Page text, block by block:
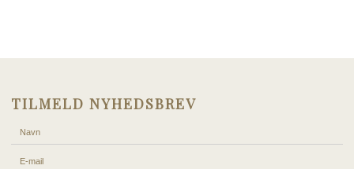
TILMELD NYHEDSBREV